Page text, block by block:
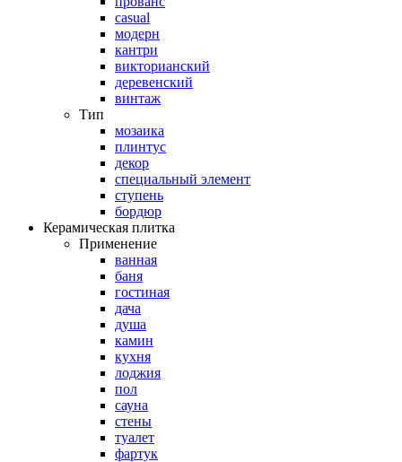
casual
модерн
кантри
викторианский
деревенский
винтаж
Тип
мозаика
плинтус
декор
специальный элемент
ступень
бордюр
Керамическая плитка
Применение
ванная
баня
гостиная
дача
душа
камин
кухня
лоджия
пол
сауна
стены
туалет
фартук